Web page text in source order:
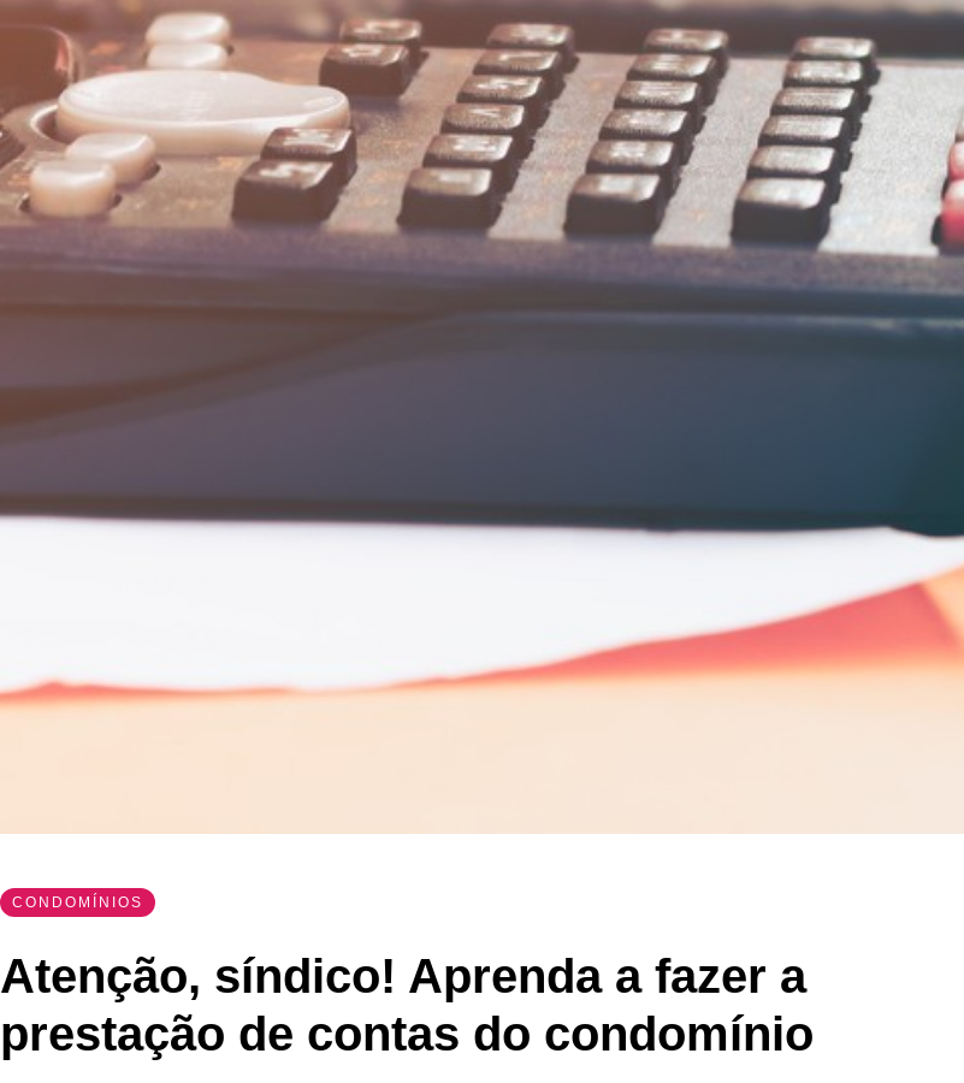
CONDOMÍNIOS
Atenção, síndico! Aprenda a fazer a
prestação de contas do condomínio